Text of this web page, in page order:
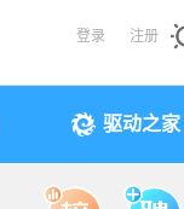
登录 注册
驱动之家